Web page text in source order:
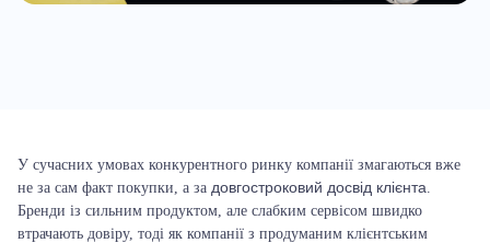
У сучасних умовах конкурентного ринку компанії змагаються вже
не за сам факт покупки, а за довгостроковий досвід клієнта.
Бренди із сильним продуктом, але слабким сервісом швидко
втрачають довіру, тоді як компанії з продуманим клієнтським